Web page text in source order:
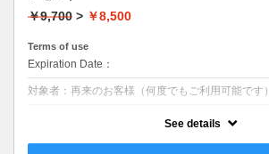
￥9,700 > ￥8,500
Terms of use
Expiration Date：
対象者：再来のお客様（何度でもご利用可能です）
■オーガニック使用
See details